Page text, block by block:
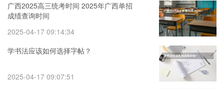
广西2025高三统考时间 2025年广西单招
成绩查询时间
2025-04-17 09:14:34
学书法应该如何选择字帖？
2025-04-17 09:07:51